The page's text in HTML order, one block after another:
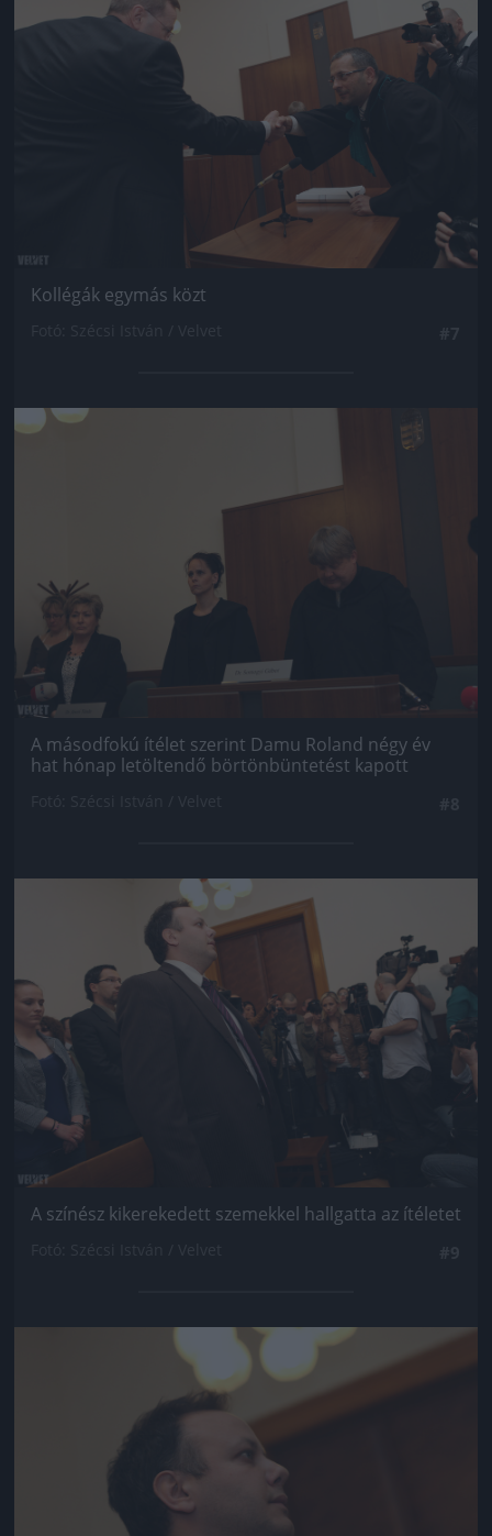
Kollégák egymás közt
A másodfokú ítélet szerint Damu Roland négy év
hat hónap letöltendő börtönbüntetést kapott
Jön még kép!
A színész kikerekedett szemekkel hallgatta az ítéletet
Jön még kép!